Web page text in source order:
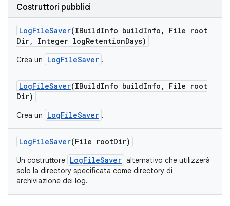
Costruttori pubblici
LogFileSaver(IBuildInfo buildInfo ,
File root
Dir, Integer logRetentionDays)
Crea un LogFileSaver .
LogFileSaver(IBuildInfo buildInfo ,
File root
Dir)
Crea un LogFileSaver .
LogFileSaver(File rootDir)
Un costruttore LogFileSaver alternativo che utilizzerà
solo la directory specificata come directory di
archiviazione dei log.